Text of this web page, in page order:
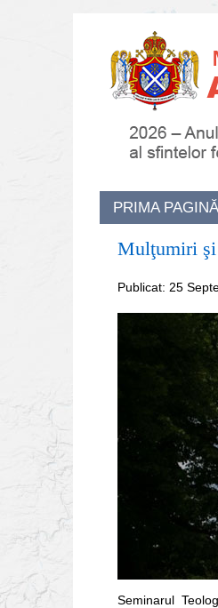
PRIMA PAGINĂ
Mulţumiri şi
Publicat: 25
Seminarul